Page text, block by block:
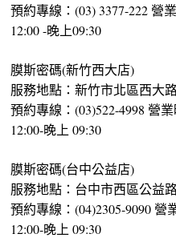
預約專線：(03) 3377-222 營
12:00 -晚上09:30
膜斯密碼(新竹西大店)
服務地點：新竹市北區西大
預約專線：(03)522-4998 營
12:00-晚上 09:30
膜斯密碼(台中公益店)
服務地點：台中市西區公益
預約專線：(04)2305-9090
12:00-晚上 09:30